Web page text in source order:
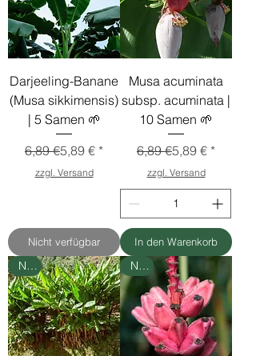
Darjeeling-Banane
(Musa sikkimensis)
| 5 Samen 🌱
Standardpreis
6,89 €Sale-Preis
5,89 €
zzgl. Versand
Nicht verfügbar
Musa acuminata
subsp. acuminata |
10 Samen 🌱
Standardpreis
6,89 €Sale-Preis
5,89 €
zzgl. Versand
In den Warenkorb
Neu Neu